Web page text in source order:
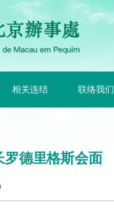
相关连结 联络我们
德里格斯会面